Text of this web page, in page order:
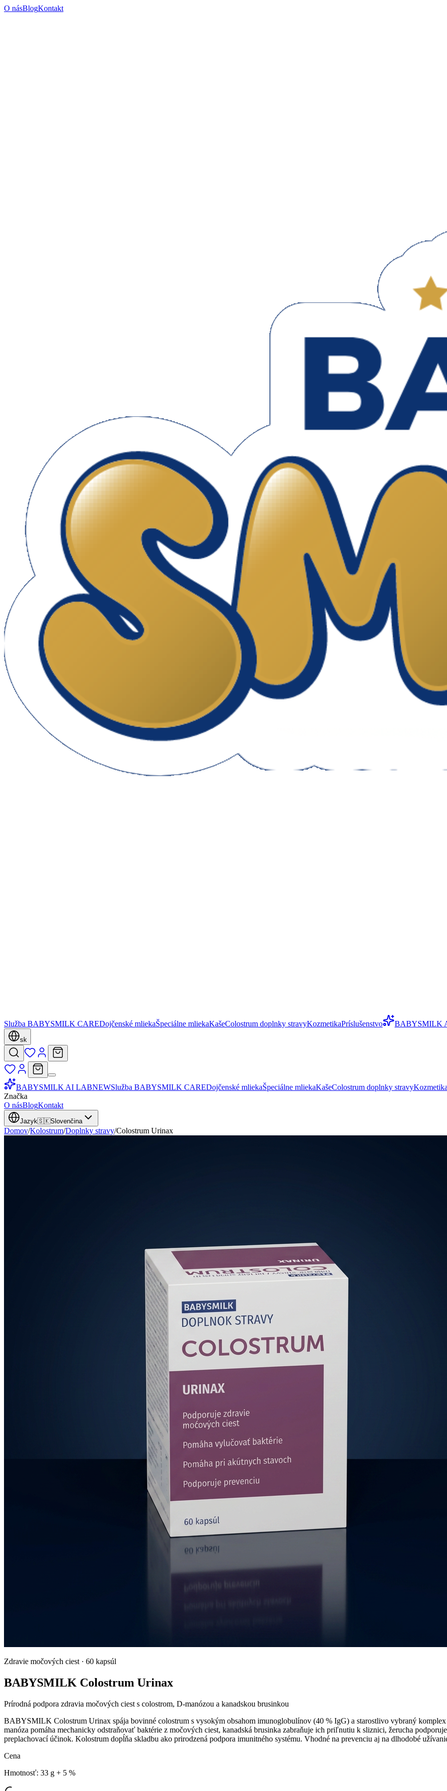
O násBlogKontakt
Služba BABYSMILK CAREDojčenské mliekaŠpeciálne mliekaKašeColostrum doplnky stravyKozmetikaPríslušenstvo BABYSMILK
sk
BABYSMILK AI LABNEWSlužba BABYSMILK CAREDojčenské mliekaŠpeciálne mliekaKašeColostrum doplnky stravyKozmetika
Značka
O násBlogKontakt
Jazyk🇸🇰Slovenčina
Domov/Kolostrum/Doplnky stravy/Colostrum Urinax
Zdravie močových ciest · 60 kapsúl
BABYSMILK Colostrum Urinax
Prírodná podpora zdravia močových ciest s colostrom, D-manózou a kanadskou brusinkou
BABYSMILK Colostrum Urinax spája bovinné colostrum s vysokým obsahom imunoglobulínov (40 % IgG) a starostlivo vybraný
manóza pomáha mechanicky odstraňovať baktérie z močových ciest, kanadská brusinka zabraňuje ich priľnutiu k sliznici, žerucha
preplachovací účinok. Kolostrum dopĺňa skladbu ako prirodzená podpora imunitného systému. Vhodné na prevenciu aj na dlhodobé
Cena
Hmotnosť: 33 g + 5 %